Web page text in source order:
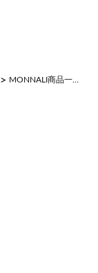
> MONNALI商品一覧☆